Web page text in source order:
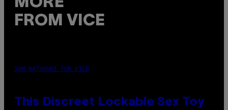
FROM VICE
SAM WATANUKI FOR VICE
This Discreet Lockable Sex Toy